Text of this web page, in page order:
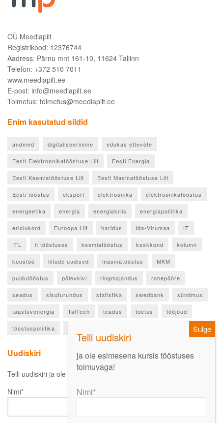
OÜ Meediapilt
Registrikood: 12376744
Aadress: Pärnu mnt 161-10, 11624 Tallinn
Telefon: +372 510 7011
www.meediapilt.ee
E-post: info@meediapilt.ee
Toimetus: toimetus@meediapilt.ee
Enim kasutatud sildid
andmed digitaliseerimine edukas ettevõte
Eesti Elektroonikatööstuse Liit Eesti Energia
Eesti Keemiatööstuse Liit Eesti Masinatööstuse Liit
Eesti tööstus eksport elektroonika elektroonikatööstus
energeetika energia energiakriis energiapoliitika
eriolukord Euroopa Liit haridus Ida-Virumaa IT
ITL it tööstuses keemiatööstus keskkond kolumn
koostöö liitude uudised masinatööstus MKM
puidutööstus põlevkivi ringmajandus rohepööre
seadus sisuturundus statistika swedbank sündmus
taastuvenergia TalTech teadus toetus tööjõud
tööstuspoliitika
Uudiskiri
Telli uudiskiri ja ole esimesena kursis oluliste uudistega!
Nimi*
ja ole esimesena kursis tööstuses
toimuvaga!
Nimi*